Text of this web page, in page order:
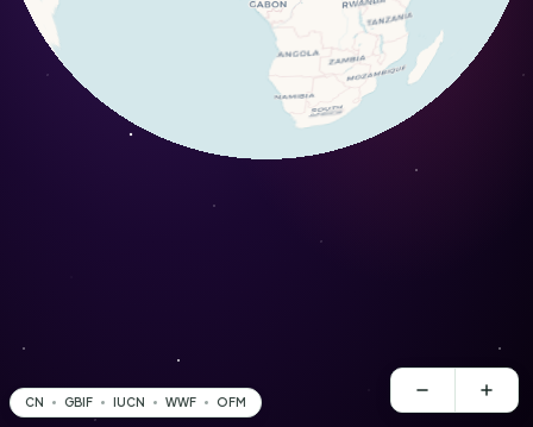
CN GBIF IUCN WWF OFM